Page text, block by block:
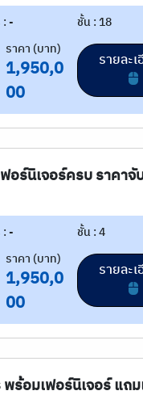
-
ชั้น : 18
ราคา (บาท)
1,950,0
00
อร์นิเจอร์ครบ ราคาจั
-
ชั้น : 4
ราคา (บาท)
1,950,0
00
ร้อมเฟอร์นิเจอร์ แถ